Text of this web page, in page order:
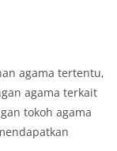
agama tertentu,
agama terkait
tokoh agama